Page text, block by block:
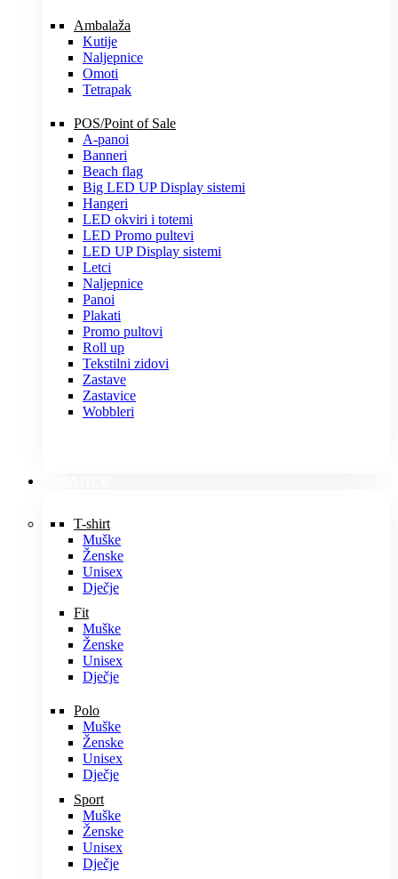
Ambalaža
Kutije
Naljepnice
Omoti
Tetrapak
POS/Point of Sale
A-panoi
Banneri
Beach flag
Big LED UP Display sistemi
Hangeri
LED okviri i totemi
LED Promo pultevi
LED UP Display sistemi
Letci
Naljepnice
Panoi
Plakati
Promo pultovi
Roll up
Tekstilni zidovi
Zastave
Zastavice
Wobbleri
T-shirt
Muške
Ženske
Unisex
Dječje
Fit
Muške
Ženske
Unisex
Dječje
Polo
Muške
Ženske
Unisex
Dječje
Sport
Muške
Ženske
Unisex
Dječje